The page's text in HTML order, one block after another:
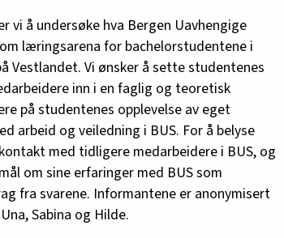
vi å undersøke hva Bergen Uavhengige
læringsarena for bachelorstudentene i
Vestlandet. Vi ønsker å sette studentenes
inn i en faglig og teoretisk
på studentenes opplevelse av eget
arbeid og veiledning i BUS. For å belyse
med tidligere medarbeidere i BUS, og
om sine erfaringer med BUS som
fra svarene. Informantene er anonymisert
Sabina og Hilde.